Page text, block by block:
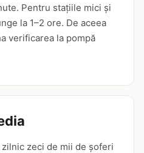
Pentru stațiile mici și
la 1–2 ore. De aceea
verificarea la pompă
zeci de mii de șoferi